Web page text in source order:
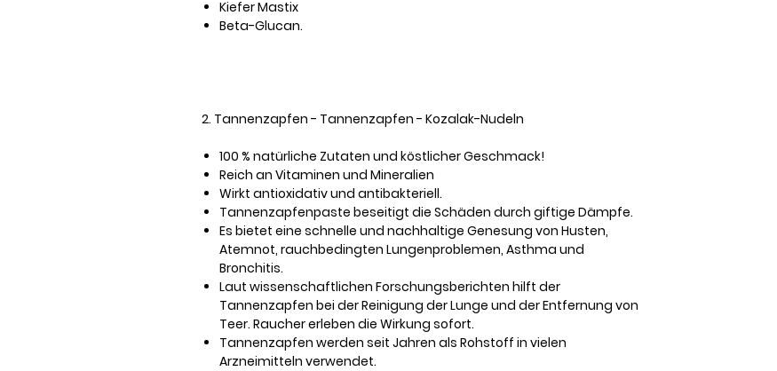
Kiefer Mastix
Beta-Glucan.
2. Tannenzapfen - Tannenzapfen - Kozalak-Nudeln
100 % natürliche Zutaten und köstlicher Geschmack!
Reich an Vitaminen und Mineralien
Wirkt antioxidativ und antibakteriell.
Tannenzapfenpaste beseitigt die Schäden durch giftige Dämpfe.
Es bietet eine schnelle und nachhaltige Genesung von Husten,
Atemnot, rauchbedingten Lungenproblemen, Asthma und
Bronchitis.
Laut wissenschaftlichen Forschungsberichten hilft der
Tannenzapfen bei der Reinigung der Lunge und der Entfernung von
Teer. Raucher erleben die Wirkung sofort.
Tannenzapfen werden seit Jahren als Rohstoff in vielen
Arzneimitteln verwendet.